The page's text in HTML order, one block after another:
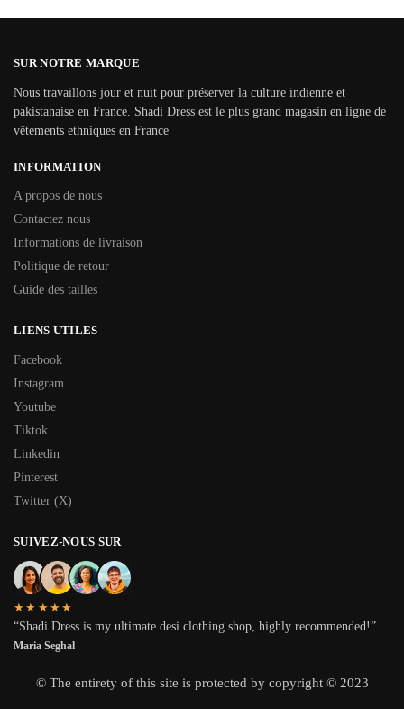
SUR NOTRE MARQUE
Nous travaillons jour et nuit pour préserver la culture indienne et
pakistanaise en France. Shadi Dress est le plus grand magasin en ligne de
vêtements ethniques en France
INFORMATION
A propos de nous
Contactez nous
Informations de livraison
Politique de retour
Guide des tailles
LIENS UTILES
Facebook
Instagram
Youtube
Tiktok
Linkedin
Pinterest
Twitter (X)
SUIVEZ-NOUS SUR
★★★★★
“Shadi Dress is my ultimate desi clothing shop, highly recommended!”
Maria Seghal
© The entirety of this site is protected by copyright © 2023